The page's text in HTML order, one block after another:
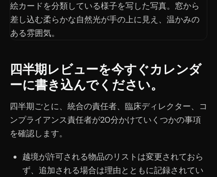
四半期レビューを今すぐカレンダ
ーに書き込んでください。
四半期ごとに、統合の責任者、臨床ディレクター、コ
ンプライアンス責任者が20分かけていくつかの事項
を確認します。
越境が許可される物品のリストは変更されておら
ず、追加される場合は理由とともに記録されてい